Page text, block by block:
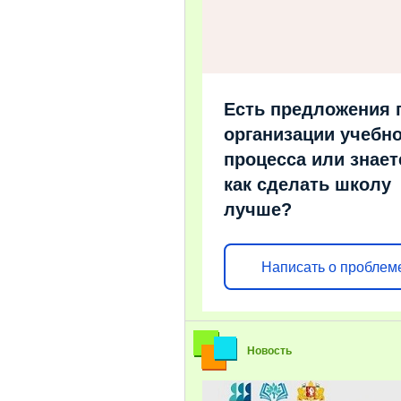
Есть предложения
организации
процесса или
как сделать школу
лучше?
Написать о
Новость